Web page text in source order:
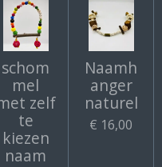
schom
mel
zelf
te
kiezen
naam
Naamh
anger
naturel
€ 16,00